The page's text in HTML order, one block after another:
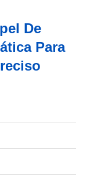
De
Para